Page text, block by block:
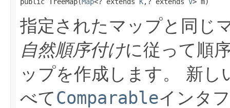
指定されたマップと同じ
自然順序付けに従って順
ップを作成します。
新し
べてComparableインタ